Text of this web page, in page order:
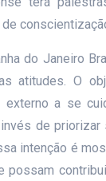
do Janeiro
atitudes. O
a se
de
intenção é
possam